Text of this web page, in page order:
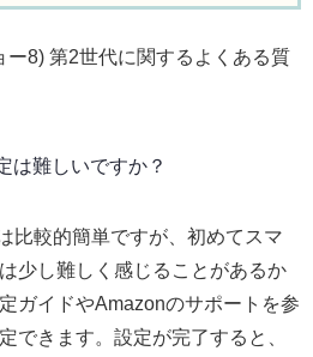
ー8) 第2世代に関するよくある質
は難しいですか？
比較的簡単ですが、初めてスマ
少し難しく感じることがあるか
ガイドやAmazonのサポートを参
できます。設定が完了すると、